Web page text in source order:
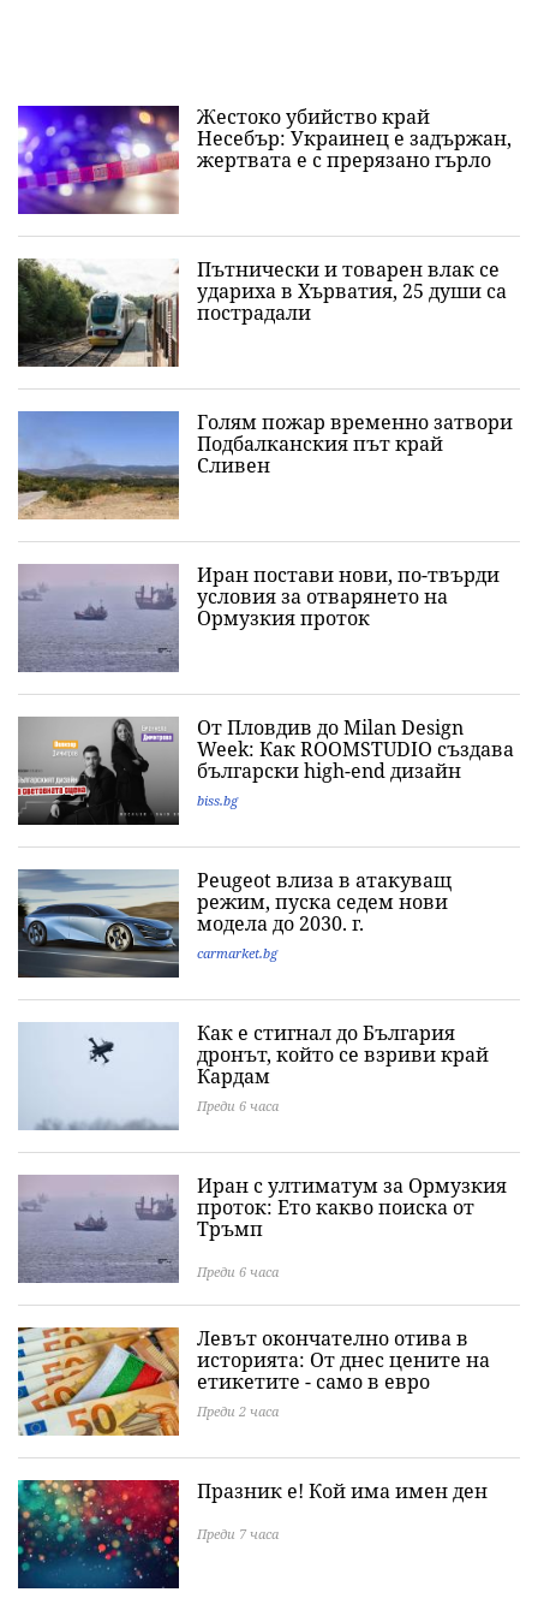
Жестоко убийство край
Несебър: Украинец е задържан,
жертвата е с прерязано гърло
Пътнически и товарен влак се
удариха в Хърватия, 25 души са
пострадали
Голям пожар временно затвори
Подбалканския път край
Сливен
Иран постави нови, по-твърди
условия за отварянето на
Ормузкия проток
От Пловдив до Milan Design
Week: Как ROOMSTUDIO създава
български high-end дизайн
biss.bg
Peugeot влиза в атакуващ
режим, пуска седем нови
модела до 2030. г.
carmarket.bg
Как е стигнал до България
дронът, който се взриви край
Кардам
Преди 6 часа
Иран с ултиматум за Ормузкия
проток: Ето какво поиска от
Тръмп
Преди 6 часа
Левът окончателно отива в
историята: Oт днес цените на
етикетите - само в евро
Преди 2 часа
Празник е! Кой има имен ден
Преди 7 часа